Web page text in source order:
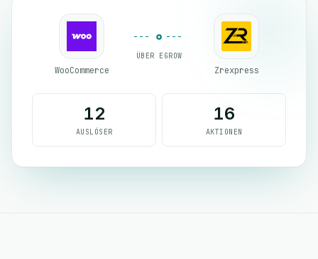
WooCommerce
ÜBER EGROW
Zrexpress
12
AUSLÖSER
16
AKTIONEN